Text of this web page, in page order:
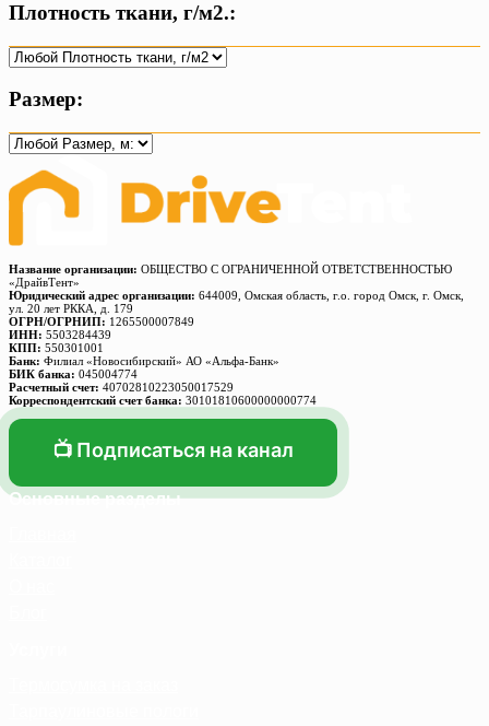
Плотность ткани, г/м2.:
Размер:
Название организации: ОБЩЕСТВО С ОГРАНИЧЕННОЙ ОТВЕТСТВЕННОСТЬЮ
«ДрайвТент»
Юридический адрес организации: 644009, Омская область, г.о. город Омск, г. Омск,
ул. 20 лет РККА, д. 179
ОГРН/ОГРНИП: 1265500007849
ИНН: 5503284439
КПП: 550301001
Банк: Филиал «Новосибирский» АО «Альфа-Банк»
БИК банка: 045004774
Расчетный счет: 40702810223050017529
Корреспондентский счет банка: 30101810600000000774
📺 Подписаться на канал
Основные разделы